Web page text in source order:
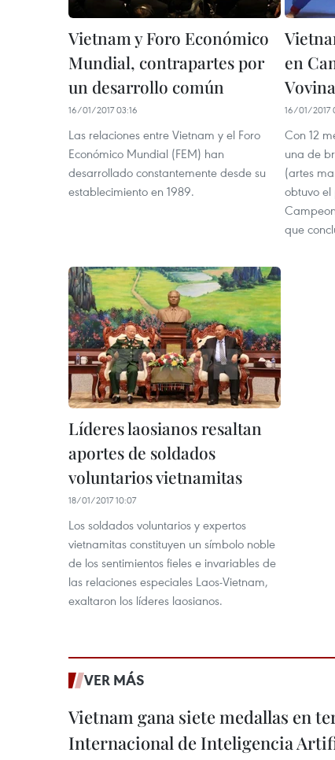
Vietnam y Foro Económico
Mundial, contrapartes por
un desarrollo común
16/01/2017 03:16
Las relaciones entre Vietnam y el Foro
Económico Mundial (FEM) han
desarrollado constantemente desde su
establecimiento en 1989.
en
16/01/2017
Con 12
una de
(artes
obtuvo
que
Líderes laosianos resaltan
aportes de soldados
voluntarios vietnamitas
18/01/2017 10:07
Los soldados voluntarios y expertos
vietnamitas constituyen un símbolo noble
de los sentimientos fieles e invariables de
las relaciones especiales Laos-Vietnam,
exaltaron los líderes laosianos.
VER MÁS
Vietnam gana siete medallas en
Internacional de Inteligencia